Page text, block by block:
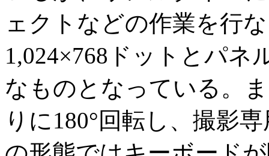
ェクトなどの作業を行
1,024×768ドットとパネ
なものとなっている。
りに180°回転し、撮影